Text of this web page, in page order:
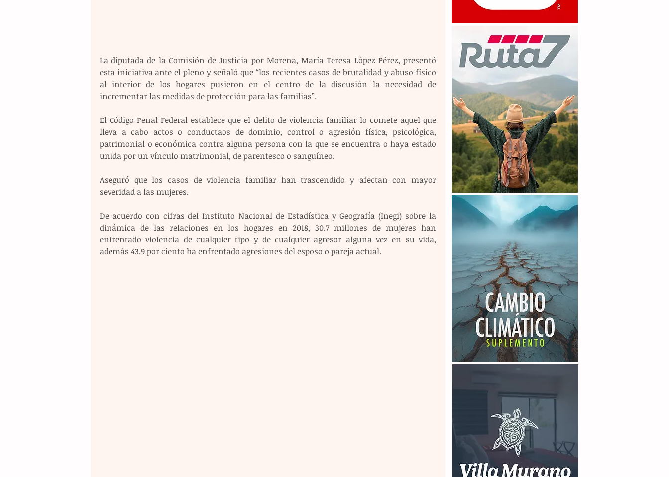
La diputada de la Comisión de Justicia por Morena, María Teresa López Pérez, presentó
esta iniciativa ante el pleno y señaló que “los recientes casos de brutalidad y abuso físico
al interior de los hogares pusieron en el centro de la discusión la necesidad de
incrementar las medidas de protección para las familias”.
El Código Penal Federal establece que el delito de violencia familiar lo comete aquel que
lleva a cabo actos o conductaos de dominio, control o agresión física, psicológica,
patrimonial o económica contra alguna persona con la que se encuentra o haya estado
unida por un vínculo matrimonial, de parentesco o sanguíneo.
Aseguró que los casos de violencia familiar han trascendido y afectan con mayor
severidad a las mujeres.
De acuerdo con cifras del Instituto Nacional de Estadística y Geografía (Inegi) sobre la
dinámica de las relaciones en los hogares en 2018, 30.7 millones de mujeres han
enfrentado violencia de cualquier tipo y de cualquier agresor alguna vez en su vida,
además 43.9 por ciento ha enfrentado agresiones del esposo o pareja actual.